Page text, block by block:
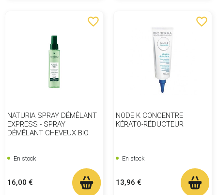
favorite_border
NATURIA SPRAY DÉMÊLANT
EXPRESS - SPRAY
DÉMÊLANT CHEVEUX BIO
En stock
Prix
16,00 €
favorite_border
NODE K CONCENTRE
KÉRATO-RÉDUCTEUR
En stock
Prix
13,96 €